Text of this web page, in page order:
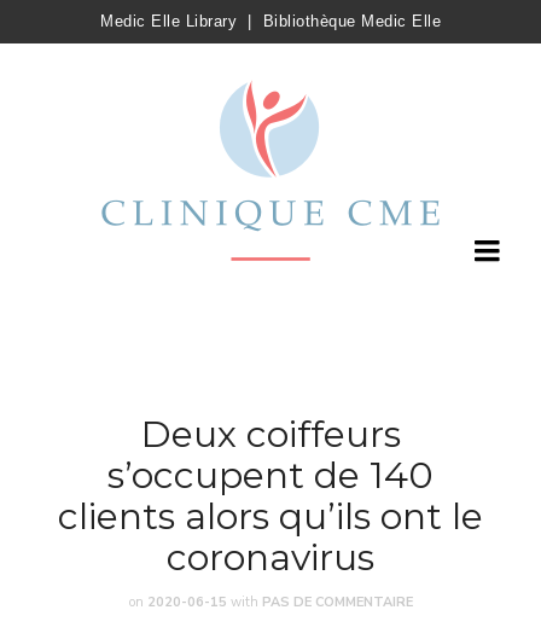
Medic Elle Library Bibliothèque Medic Elle
Deux coiffeurs
s’occupent de 140
clients alors qu’ils ont le
coronavirus
on 2020-06-15 with PAS DE COMMENTAIRE